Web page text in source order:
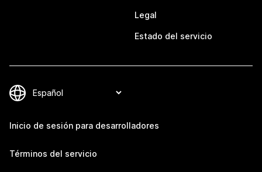
Legal
Estado del servicio
Inicio de sesión para desarrolladores
Términos del servicio